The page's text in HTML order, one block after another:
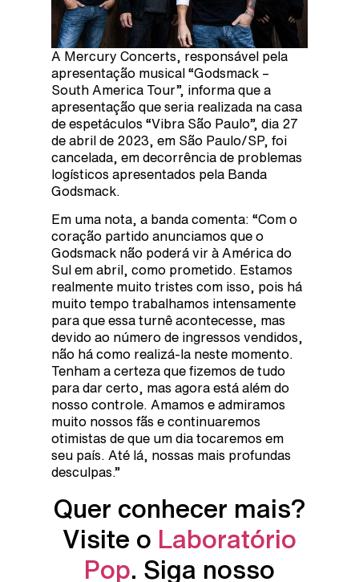
A Mercury Concerts, responsável pela
apresentação musical “Godsmack –
South America Tour”, informa que a
apresentação que seria realizada na casa
de espetáculos “Vibra São Paulo”, dia 27
de abril de 2023, em São Paulo/SP, foi
cancelada, em decorrência de problemas
logísticos apresentados pela Banda
Godsmack.
Em uma nota, a banda comenta: “Com o
coração partido anunciamos que o
Godsmack não poderá vir à América do
Sul em abril, como prometido. Estamos
realmente muito tristes com isso, pois há
muito tempo trabalhamos intensamente
para que essa turnê acontecesse, mas
devido ao número de ingressos vendidos,
não há como realizá-la neste momento.
Tenham a certeza que fizemos de tudo
para dar certo, mas agora está além do
nosso controle. Amamos e admiramos
muito nossos fãs e continuaremos
otimistas de que um dia tocaremos em
seu país. Até lá, nossas mais profundas
desculpas.”
Quer conhecer mais?
Visite o Laboratório
Pop. Siga nosso